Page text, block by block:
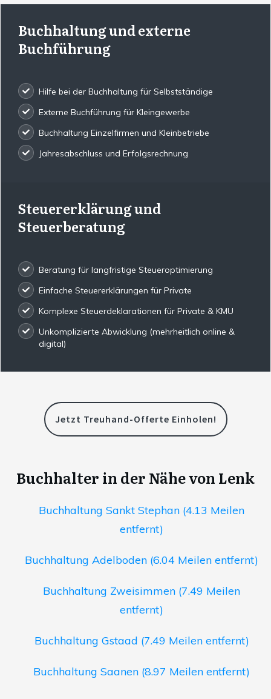
Buchhaltung und externe
Buchführung
Hilfe bei der Buchhaltung für Selbstständige
Externe Buchführung für Kleingewerbe
Buchhaltung Einzelfirmen und Kleinbetriebe
Jahresabschluss und Erfolgsrechnung
Steuererklärung und
Steuerberatung
Beratung für langfristige Steueroptimierung
Einfache Steuererklärungen für Private
Komplexe Steuerdeklarationen für Private & KMU
Unkomplizierte Abwicklung (mehrheitlich online &
digital)
Jetzt Treuhand-Offerte Einholen!
Buchhalter in der Nähe von Lenk
Buchhaltung Sankt Stephan (4.13 Meilen
entfernt)
Buchhaltung Adelboden (6.04 Meilen entfernt)
Buchhaltung Zweisimmen (7.49 Meilen
entfernt)
Buchhaltung Gstaad (7.49 Meilen entfernt)
Buchhaltung Saanen (8.97 Meilen entfernt)